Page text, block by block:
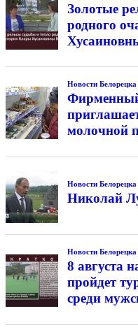
Золотые
родного
Новости
молочной
Новости
Николай
Новости
8 августа
пройдет
среди